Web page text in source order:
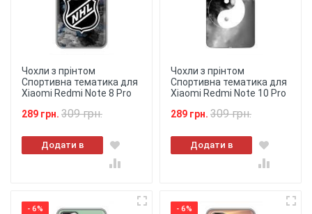
Чохли з прінтом
Спортивна тематика для
Xiaomi Redmi Note 8 Pro
289 грн. 309 грн.
Додати в
кошик
Чохли з прінтом
Спортивна тематика для
Xiaomi Redmi Note 10 Pro
289 грн. 309 грн.
Додати в
кошик
- 6% - 6%